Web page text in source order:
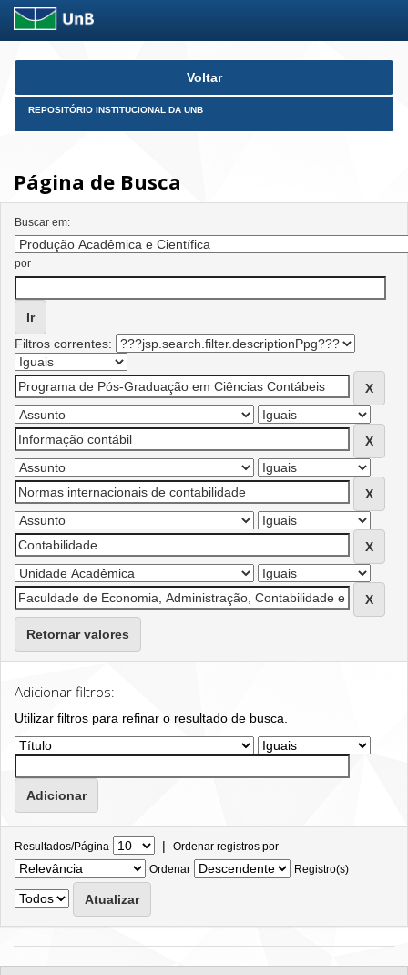
Skip
Voltar
REPOSITÓRIO INSTITUCIONAL DA UNB
Página de Busca
Buscar em:
por
Filtros correntes:
Retornar valores
Adicionar filtros:
Utilizar filtros para refinar o resultado de busca.
Resultados/Página | Ordenar registros por
Ordenar
Registro(s)